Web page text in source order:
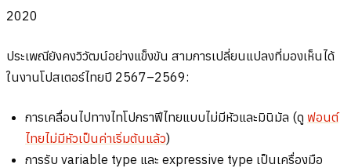
2020
ประเพณียังคงวิวัฒน์อย่างแข็งขัน สามการเปลี่ยนแปลงที่มองเห็นได้
ในงานโปสเตอร์ไทยปี 2567–2569:
การเคลื่อนไปทางไทโปกราฟีไทยแบบไม่มีหัวและมินิมัล (ดู ฟอนต์
ไทยไม่มีหัวเป็นค่าเริ่มต้นแล้ว)
การรับ variable type และ expressive type เป็นเครื่องมือ